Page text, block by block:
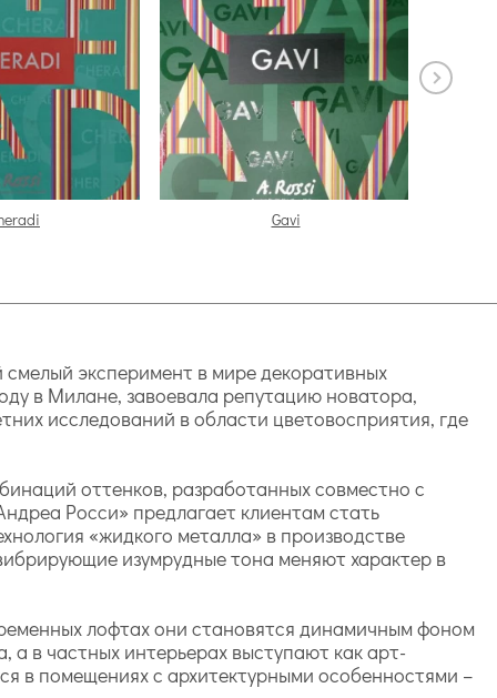
Gavi
эксперимент в мире декоративных
в Милане, завоевала репутацию новатора,
исследований в области цветовосприятия, где
оттенков, разработанных совместно с
Росси» предлагает клиентам стать
«жидкого металла» в производстве
изумрудные тона меняют характер в
лофтах они становятся динамичным фоном
в частных интерьерах выступают как арт-
в помещениях с архитектурными особенностями –